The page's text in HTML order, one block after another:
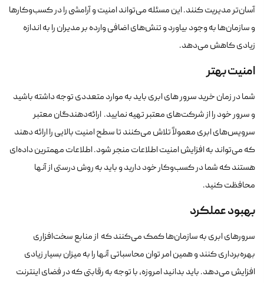
آسان‌تر مدیریت کنند. این مسئله می‌تواند امنیت و آرامشی را در کسب‌وکارها
و سازمان‌ها به وجود بیاورد و تنش‌های اضافی وارده بر مدیران را به اندازه
زیادی کاهش می‌دهد.
امنیت بهتر
شما در زمان خرید سرور های ابری باید به موارد متعددی توجه داشته باشید
و سرور خود را از شرکت‌های معتبر تهیه نمایید. ارائه‌دهندگان معتبر
سرویس‌های ابری معمولاً تلاش می‌کنند تا سطح امنیت بالایی را ارائه دهند
که می‌تواند به افزایش امنیت اطلاعات منجر شود. اطلاعات مهمترین داده‌ای
هستند که شما در کسب‌وکار خود دارید و باید به روش درستی از آنها
محافظت کنید.
بهبود عملکرد
سرورهای ابری به سازمان‌ها کمک می‌کنند که از منابع سخت‌افزاری
بهره‌برداری کنند و همین امر توان محاسباتی آنها را به میزان بسیار زیادی
افزایش می‌دهد. باید بدانید امروزه، با توجه به رقابتی که در فضای اینترنت